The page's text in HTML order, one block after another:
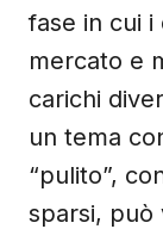
fase in cui i
mercato e
carichi
un tema
“pulito”,
sparsi, può